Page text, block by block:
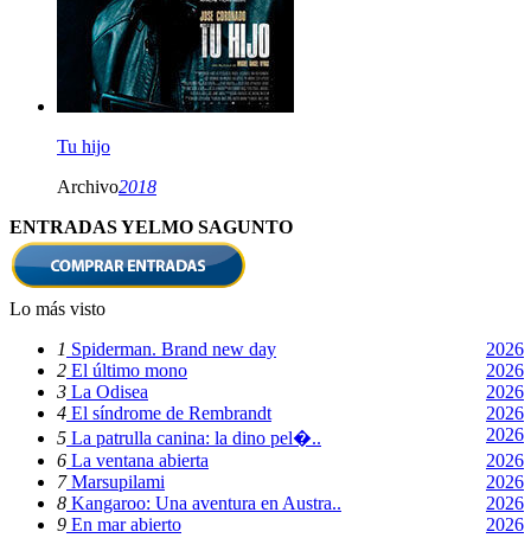
Tu hijo
Archivo2018
ENTRADAS YELMO SAGUNTO
Lo más visto
1 Spiderman. Brand new day
2026
2 El último mono
2026
3 La Odisea
2026
4 El síndrome de Rembrandt
2026
5 La patrulla canina: la dino pel�..
2026
6 La ventana abierta
2026
7Marsupilami
2026
8 Kangaroo: Una aventura en Austra..
2026
9 En mar abierto
2026